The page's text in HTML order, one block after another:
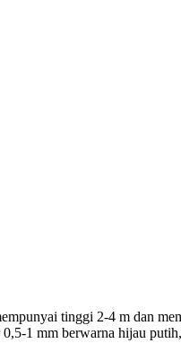
tinggi 2-4 m dan
1 mm berwarna hijau